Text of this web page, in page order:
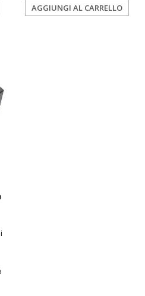
AGGIUNGI AL CARRELLO